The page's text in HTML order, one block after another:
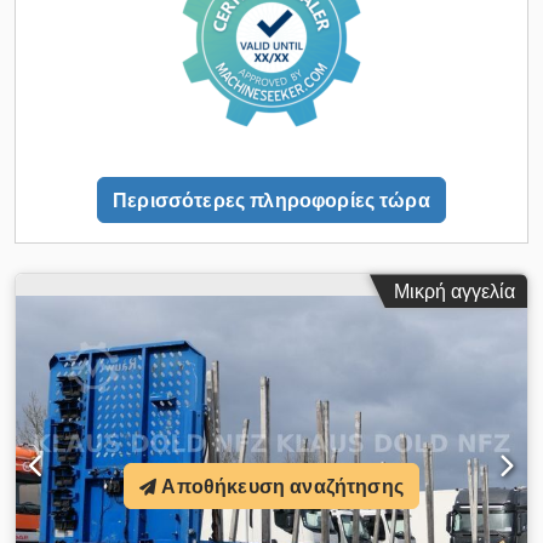
για τους πίσω τροχούς του επικαρίσματος. Dedpfx Aozp
Ayceptokr Πλάκα σύζευξης πάχους περίπου 8 mm, με
σύνδεσμο σύζευξης 2 ιντσών σύμφωνα με το DIN 74080 / ISO
337. Αναρτήσεις: Μηχανισμός ανύψωσης αξόνων στον άξονα
1. Σύστημα τριών αξόνων BPW ECO Air με δισκόφρενα Ø
περίπου 260 mm διαδρομή. Ελαστικά οχήματος: Ελαστικά 6,
445/45 R 19,5, 160J. Εξαρτήματα πλαισίου: Υποστηρίγματα
συμπλέκτη μηχανικά με βάση εξισορρόπησης, περίπου 24 τ.
κατεύθυνση της οδήγησης στη δεξιά πλευρά. Πλευρική
προστατευτική διάταξη που αναδιπλώνεται χωρίς εργαλεία
αποθήκευσης εφεδρικού τροχού με βαρούλκο
συμπεριλαμβανομένου 1 σετ στερέωσης τροχού,
τοποθετημένη πίσω από το σύστημα αξόνων. Θέση
αποθήκευσης για 16 τεμ. τετράγωνων μεταλλικών ράβδων
περίπου 80 x 80 x 1.990 mm, τοποθετημένα πλευρικά στη
διαμήκη δοκό προς την κατεύθυνση της οδήγησης αριστερά
και δεξιά. Κουτί εργαλείων από πλαστικό, αδιάβροχο,
διαστάσεις (εσωτερικά) περίπου 545 x 400 x 400 mm,
Περισσότερες πληροφορίες τώρα
Μικρή αγγελία
Αποθήκευση αναζήτησης